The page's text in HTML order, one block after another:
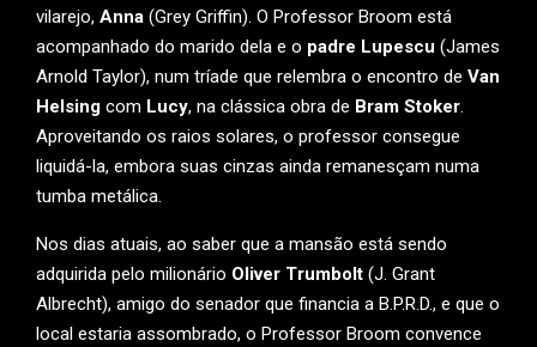
vilarejo, Anna (Grey Griffin). O Professor Broom está
acompanhado do marido dela e o padre Lupescu (James
Arnold Taylor), num tríade que relembra o encontro de Van
Helsing com Lucy, na clássica obra de Bram Stoker.
Aproveitando os raios solares, o professor consegue
liquidá-la, embora suas cinzas ainda remanesçam numa
tumba metálica.
Nos dias atuais, ao saber que a mansão está sendo
adquirida pelo milionário Oliver Trumbolt (J. Grant
Albrecht), amigo do senador que financia a B.P.R.D., e que o
local estaria assombrado, o Professor Broom convence